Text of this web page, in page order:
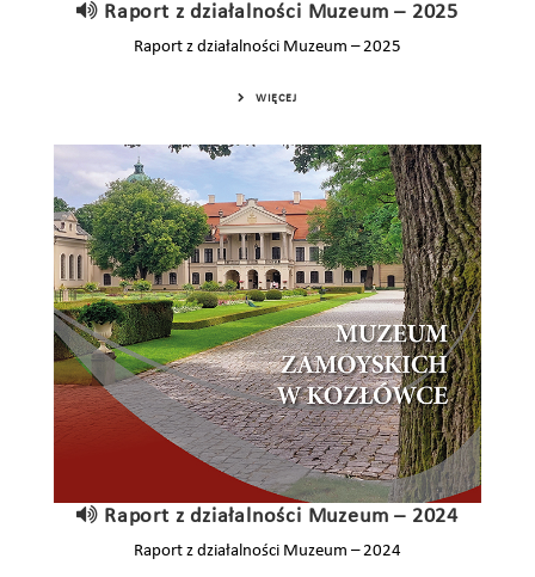
Raport z działalności Muzeum – 2025
Raport z działalności Muzeum – 2025
WIĘCEJ
Raport z działalności Muzeum – 2024
Raport z działalności Muzeum – 2024